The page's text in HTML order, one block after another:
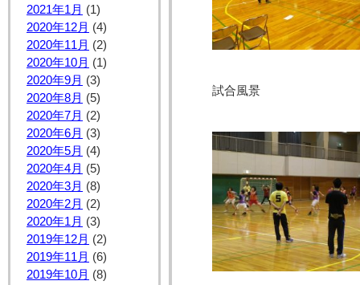
2021年1月 (1)
2020年12月 (4)
2020年11月 (2)
2020年10月 (1)
2020年9月 (3)
2020年8月 (5)
2020年7月 (2)
2020年6月 (3)
2020年5月 (4)
2020年4月 (5)
2020年3月 (8)
2020年2月 (2)
2020年1月 (3)
2019年12月 (2)
2019年11月 (6)
2019年10月 (8)
試合風景